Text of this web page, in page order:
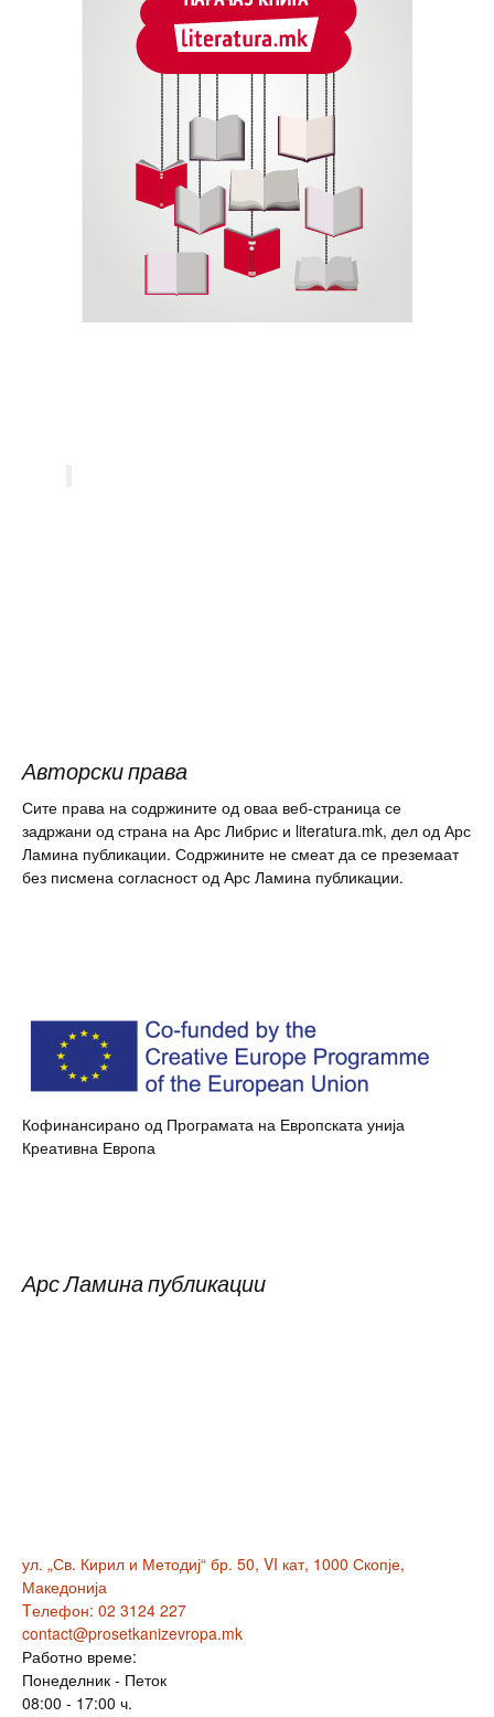
Авторски права
Сите права на содржините од оваа веб-страница се
задржани од страна на Арс Либрис и literatura.mk, дел од Арс
Ламина публикации. Содржините не смеат да се преземаат
без писмена согласност од Арс Ламина публикации.
Кофинансирано од Програмата на Европската унија
Креативна Европа
Арс Ламина публикации
ул. „Св. Кирил и Методиј“ бр. 50, VI кат, 1000 Скопје,
Македонија
Tелефон: 02 3124 227
contact@prosetkanizevropa.mk
Работно време:
Понеделник - Петок
08:00 - 17:00 ч.